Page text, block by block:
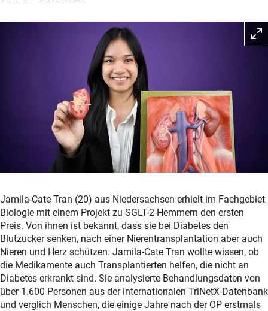
Jamila-Cate Tran (20) aus Niedersachsen erhielt im Fachgebiet
Biologie mit einem Projekt zu SGLT-2-Hemmern den ersten
Preis. Von ihnen ist bekannt, dass sie bei Diabetes den
Blutzucker senken, nach einer Nierentransplantation aber auch
Nieren und Herz schützen. Jamila-Cate Tran wollte wissen, ob
die Medikamente auch Transplantierten helfen, die nicht an
Diabetes erkrankt sind. Sie analysierte Behandlungsdaten von
über 1.600 Personen aus der internationalen TriNetX-Datenbank
und verglich Menschen, die einige Jahre nach der OP erstmals